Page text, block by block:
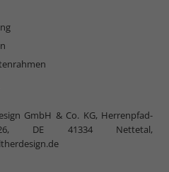
GmbH & Co. KG, Herrenpfad-
DE 41334 Nettetal,